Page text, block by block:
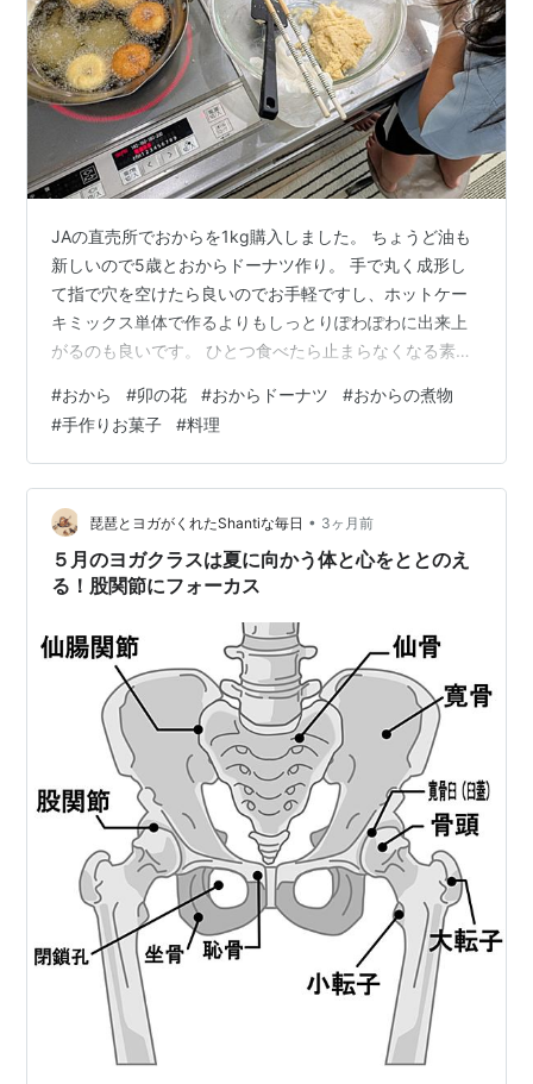
JAの直売所でおからを1kg購入しました。 ちょうど油も
新しいので5歳とおからドーナツ作り。 手で丸く成形し
て指で穴を空けたら良いのでお手軽ですし、ホットケー
キミックス単体で作るよりもしっとりぽわぽわに出来上
がるのも良いです。 ひとつ食べたら止まらなくなる素朴
家族にお裾分けをしたら、ちょうどケーキ屋さんへ行っ
たからと生菓子を貰えました。とんだわらしべ長者で
す。 おからの煮物も作りました。 私は実家で食べるこの
料理が大好きでしたが、いざ作ってみると何回味見して
も思うような味付けになりません。実家の味を思い出せ
ないことを悲しく思いましたが、火を止…
#おから #卯の花 #おからドーナツ #おからの煮物
#手作りお菓子 #料理
琵琶とヨガがくれたShantiな毎日 • 3ヶ月前
５月のヨガクラスは夏に向かう体と心をととのえ
る！股関節にフォーカス